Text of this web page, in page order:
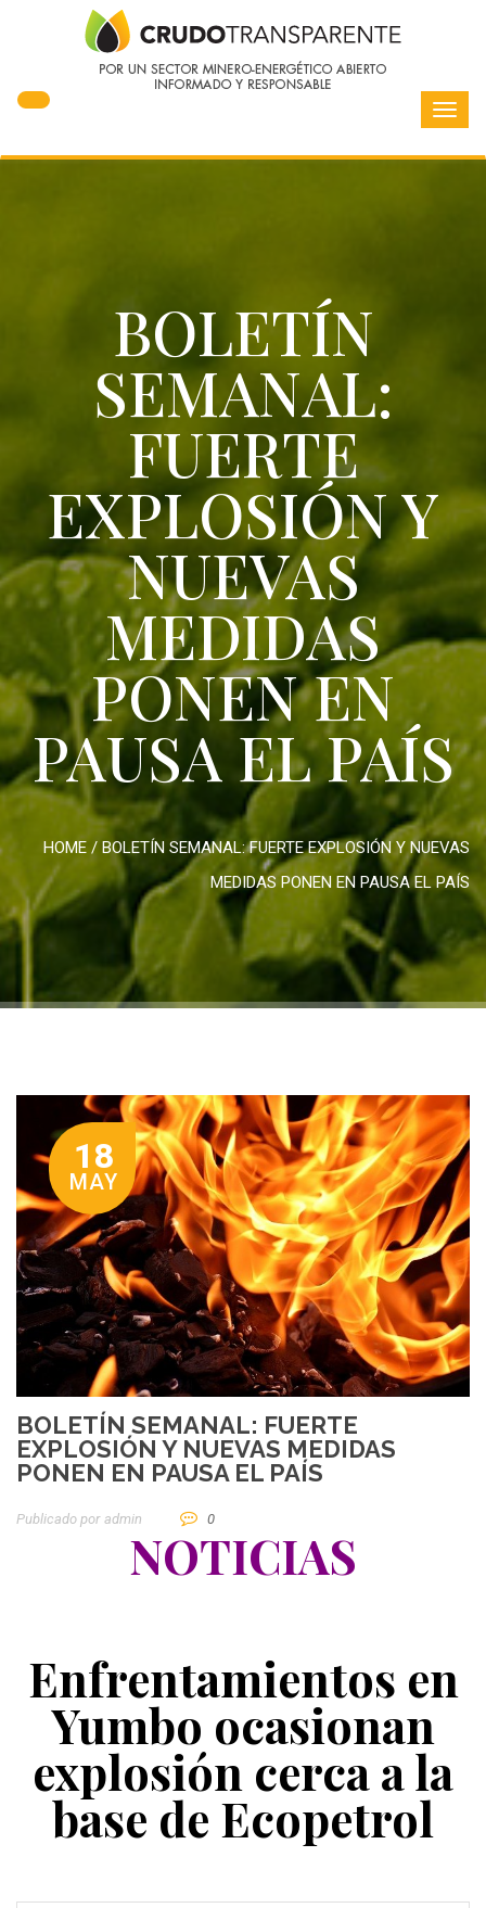
BOLETÍN
SEMANAL:
FUERTE
EXPLOSIÓN Y
NUEVAS
MEDIDAS
PONEN EN
PAUSA EL PAÍS
HOME / BOLETÍN SEMANAL: FUERTE EXPLOSIÓN Y NUEVAS
MEDIDAS PONEN EN PAUSA EL PAÍS
18
MAY
BOLETÍN SEMANAL: FUERTE
EXPLOSIÓN Y NUEVAS MEDIDAS
PONEN EN PAUSA EL PAÍS
Publicado por Admin 0
NOTICIAS
Enfrentamientos en
Yumbo ocasionan
explosión cerca a la
base de Ecopetrol